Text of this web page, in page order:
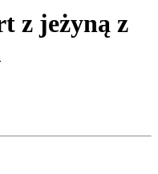
z jeżyną z